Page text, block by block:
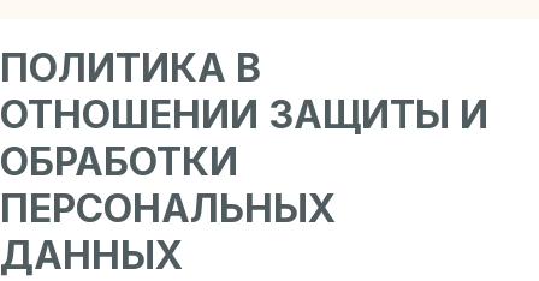
ПОЛИТИКА В
ОТНОШЕНИИ ЗАЩИТЫ И
ОБРАБОТКИ
ПЕРСОНАЛЬНЫХ
ДАННЫХ